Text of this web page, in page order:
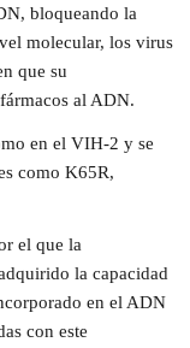
bloqueando la
molecular, los virus
que su
al ADN.
en el VIH-2 y se
como K65R,
el que la
la capacidad
en el ADN
con este